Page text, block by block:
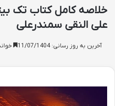
خلاصه کامل کتاب تک
علی النقی سمندرعلی
آخرین به روز رسانی: 11/07/1404 خواندن